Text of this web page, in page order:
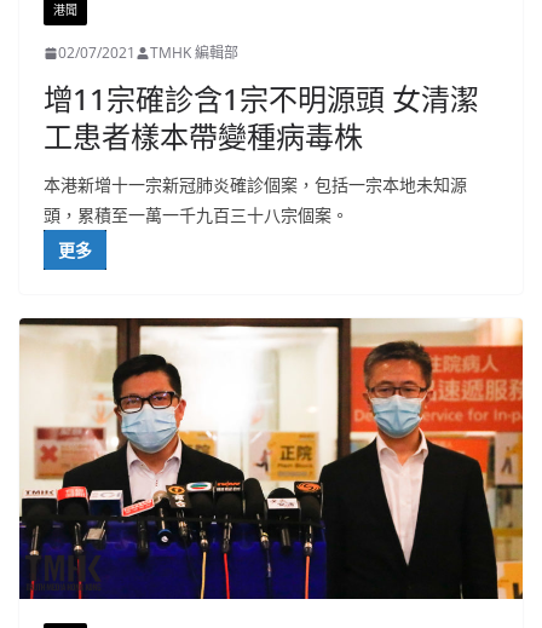
港聞
02/07/2021 TMHK 編輯部
增11宗確診含1宗不明源頭 女清潔
工患者樣本帶變種病毒株
本港新增十一宗新冠肺炎確診個案，包括一宗本地未知源
頭，累積至一萬一千九百三十八宗個案。
更多